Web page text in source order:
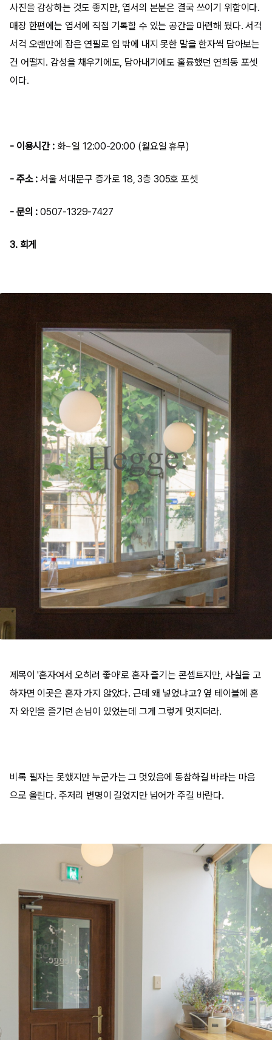
사진을 감상하는 것도 좋지만, 엽서의 본분은 결국 쓰이기 위함이다.
매장 한편에는 엽서에 직접 기록할 수 있는 공간을 마련해 뒀다. 서걱
서걱 오랜만에 잡은 연필로 입 밖에 내지 못한 말을 한자씩 담아보는
건 어떨지. 감성을 채우기에도, 담아내기에도 훌륭했던 연희동 포셋
이다.
- 이용시간 :화~일 12:00-20:00 (월요일 휴무)
- 주소 : 서울 서대문구 증가로 18, 3층 305호 포셋
- 문의 : 0507-1329-7427
3. 희게
제목이 '혼자여서 오히려 좋아'로 혼자 즐기는 콘셉트지만, 사실을 고
하자면 이곳은 혼자 가지 않았다. 근데 왜 넣었냐고? 옆 테이블에 혼
자 와인을 즐기던 손님이 있었는데 그게 그렇게 멋지더라.
비록 필자는 못했지만 누군가는 그 멋있음에 동참하길 바라는 마음
으로 올린다. 주저리 변명이 길었지만 넘어가 주길 바란다.